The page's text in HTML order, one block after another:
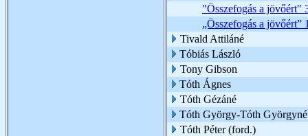
"Összefogás a jövőért"
„Összefogás a jövőért”
Tivald Attiláné
Tóbiás László
Tony Gibson
Tóth Ágnes
Tóth Gézáné
Tóth György-Tóth Györgyné
Tóth Péter (ford.)